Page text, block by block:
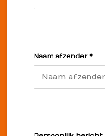
Naam afzender *